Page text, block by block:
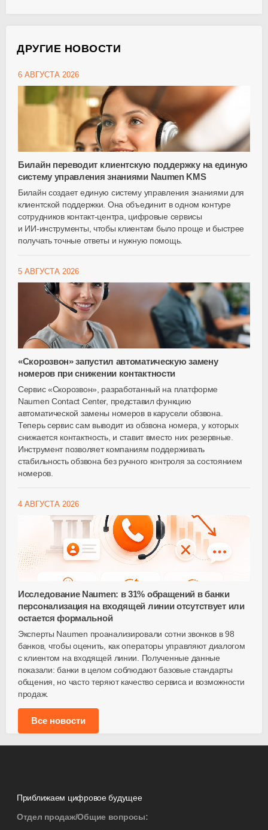
ДРУГИЕ НОВОСТИ
6 АВГУСТА 2026
Билайн переводит клиентскую поддержку на единую
систему управления знаниями Naumen KMS
Билайн создает единую систему управления знаниями для
клиентской поддержки. Она объединит в одном контуре
сотрудников контакт-центра , цифровые сервисы
и ИИ-инструменты , чтобы клиентам было проще и быстрее
получать точные ответы и нужную помощь.
5 АВГУСТА 2026
«Скорозвон» запустил автоматическую замену
номеров при снижении контактности
Сервис «Скорозвон», разработанный на платформе
Naumen Contact Center, представил функцию
автоматической замены номеров в карусели обзвона.
Теперь сервис сам выводит из обзвона номера, у которых
снижается контактность, и ставит вместо них резервные.
Инструмент позволяет компаниям поддерживать
стабильность обзвона без ручного контроля за состоянием
номеров.
4 АВГУСТА 2026
Исследование Naumen: в 31% обращений в банки
персонализация на входящей линии отсутствует или
остается формальной
Эксперты Naumen проанализировали сотни звонков в 98
банков, чтобы оценить, как операторы управляют диалогом
с клиентом на входящей линии. Полученные данные
показали: банки в целом соблюдают базовые стандарты
общения, но часто теряют качество сервиса и возможности
продаж.
Все новости
Приближаем цифровое будущее
Отдел продаж/Общие вопросы: